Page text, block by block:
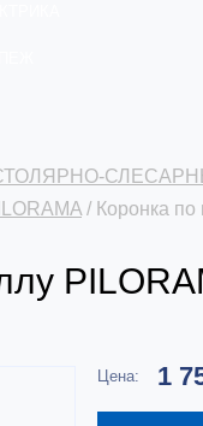
/ Коронка
Цена: 1